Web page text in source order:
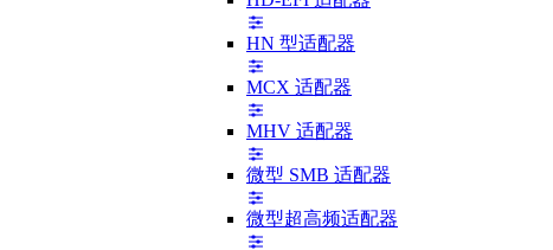
HN 型适配器
MCX 适配器
MHV 适配器
微型 SMB 适配器
微型超高频适配器